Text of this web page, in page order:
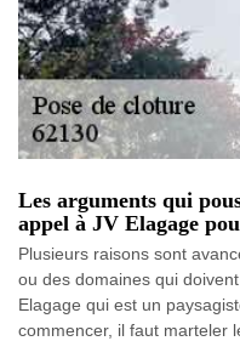
Les arguments qui
appel à JV Elagage
Plusieurs raisons sont
ou des domaines qui
Elagage qui est un
commencer, il faut marteler